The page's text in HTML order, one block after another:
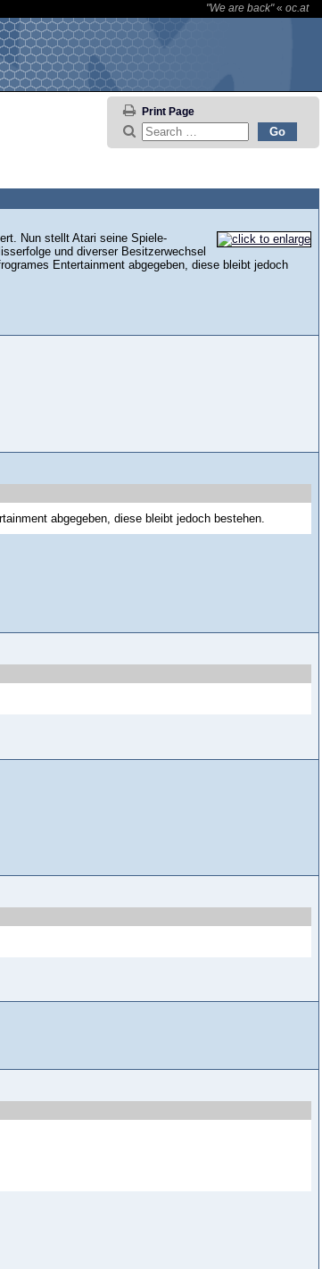
"We are back"« oc.at
Print Page
Nun stellt Atari seine Spiele-
und diverser Besitzerwechsel
Entertainment abgegeben, diese bleibt jedoch
abgegeben, diese bleibt jedoch bestehen.